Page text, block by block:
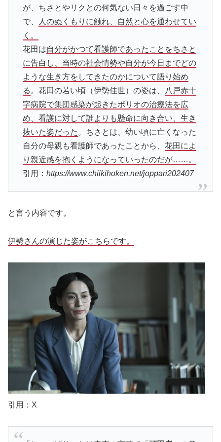
が、ちさとやリクとの何気ない日々を過ごす中
で、
人のぬくもりに触れ、自然と心を通わせてい
く。
花田は自分がかつて看護師であったことをちさと
に告白し、当時の社会情勢や自分が今日までどの
ような生き方をしてきたのかについて語り始め
る 。花田の若い頃（伊勢佳世）の姿は、
八戸赤十
字病院で集団感染が起きたポリオの治療法を広
め、看護に対して誰よりも懸命に向き合い、生き
抜いた姿だった 。ちさとは、幼い頃に亡くなった
自分の母親も看護師であったことから、 花田によ
り親近感を抱くようになっていったのだが……。
引用： https://www.chiikihoken.net/joppari202407
と言う内容です。
伊勢さんの演じた姿がこちらです。
引用：X